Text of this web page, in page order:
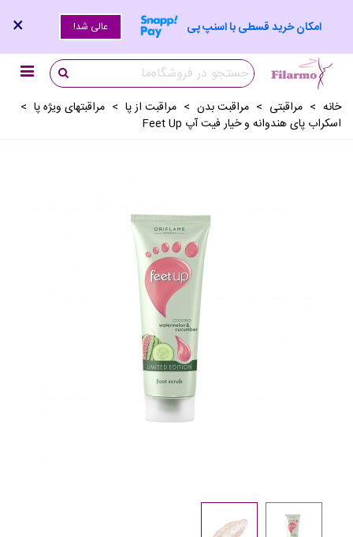
امکان خرید قسطی با اسنپ پی عالی شد! ×
خانه > مراقبتی > مراقبت بدن > مراقبت از پا > مراقبتهای ویژه پا >
اسکراب پای هندوانه و خیار فیت آپ Feet Up